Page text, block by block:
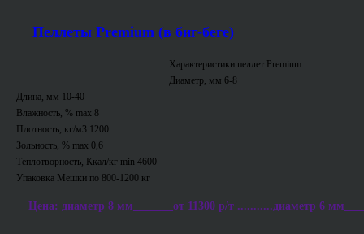
Пеллеты Premium (в биг-беге)
Характеристики пеллет Premium
Диаметр, мм 6-8
Длина, мм 10-40
Влажность, % max 8
Плотность, кг/м3 1200
Зольность, % max 0,6
Теплотворность, Ккал/кг min 4600
Упаковка Мешки по 800-1200 кг
Цена: диаметр 8 мм_______от 11300 р/т ...........диаметр 6